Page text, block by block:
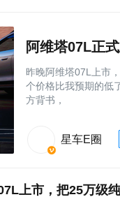
昨晚阿维塔07L上市
个价格比我预期的低
方背书，
星车E圈
上市，把25万级